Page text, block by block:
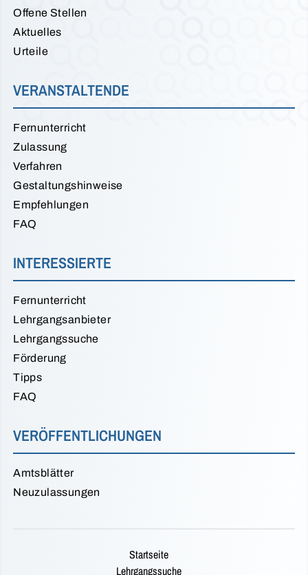
Offene Stellen
Aktuelles
Urteile
VERANSTALTENDE
Fernunterricht
Zulassung
Verfahren
Gestaltungshinweise
Empfehlungen
FAQ
INTERESSIERTE
Fernunterricht
Lehrgangsanbieter
Lehrgangssuche
Förderung
Tipps
FAQ
VERÖFFENTLICHUNGEN
Amtsblätter
Neuzulassungen
Startseite
Lehrgangssuche